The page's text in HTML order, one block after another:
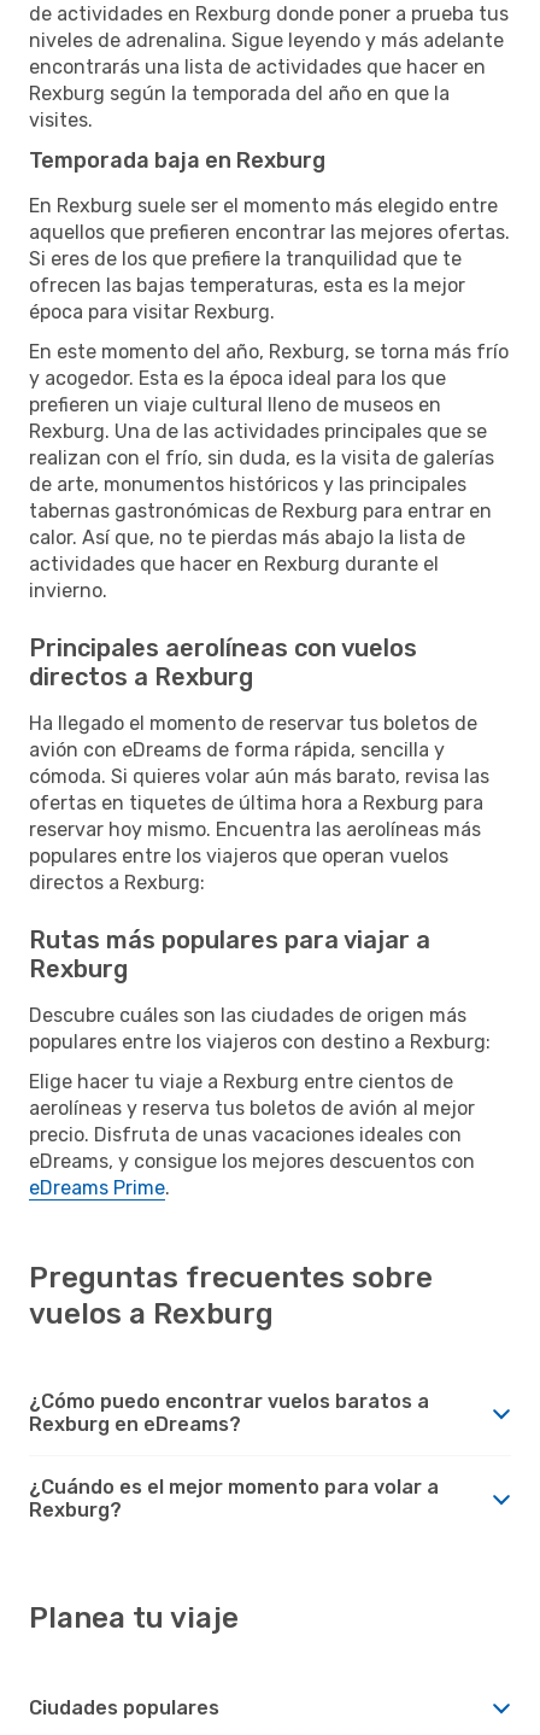
de actividades en Rexburg donde poner a prueba tus
niveles de adrenalina. Sigue leyendo y más adelante
encontrarás una lista de actividades que hacer en
Rexburg según la temporada del año en que la
visites.
Temporada baja en Rexburg
En Rexburg suele ser el momento más elegido entre
aquellos que prefieren encontrar las mejores ofertas.
Si eres de los que prefiere la tranquilidad que te
ofrecen las bajas temperaturas, esta es la mejor
época para visitar Rexburg.
En este momento del año, Rexburg, se torna más frío
y acogedor. Esta es la época ideal para los que
prefieren un viaje cultural lleno de museos en
Rexburg. Una de las actividades principales que se
realizan con el frío, sin duda, es la visita de galerías
de arte, monumentos históricos y las principales
tabernas gastronómicas de Rexburg para entrar en
calor. Así que, no te pierdas más abajo la lista de
actividades que hacer en Rexburg durante el
invierno.
Principales aerolíneas con vuelos
directos a Rexburg
Ha llegado el momento de reservar tus boletos de
avión con eDreams de forma rápida, sencilla y
cómoda. Si quieres volar aún más barato, revisa las
ofertas en tiquetes de última hora a Rexburg para
reservar hoy mismo. Encuentra las aerolíneas más
populares entre los viajeros que operan vuelos
directos a Rexburg:
Rutas más populares para viajar a
Rexburg
Descubre cuáles son las ciudades de origen más
populares entre los viajeros con destino a Rexburg:
Elige hacer tu viaje a Rexburg entre cientos de
aerolíneas y reserva tus boletos de avión al mejor
precio. Disfruta de unas vacaciones ideales con
eDreams, y consigue los mejores descuentos con
eDreams Prime.
Preguntas frecuentes sobre
vuelos a Rexburg
¿Cómo puedo encontrar vuelos baratos a
Rexburg en eDreams?
¿Cuándo es el mejor momento para volar a
Rexburg?
Planea tu viaje
Ciudades populares